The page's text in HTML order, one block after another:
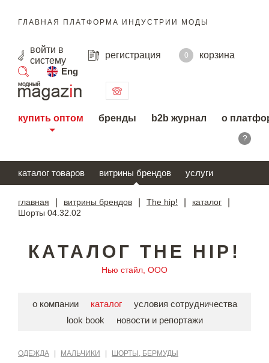
ГЛАВНАЯ ПЛАТФОРМА ИНДУСТРИИ МОДЫ
войти в
систему
регистрация 0
корзина
Eng
поиск
купить оптом бренды b2b журнал о
?
каталог товаров витрины брендов услуги
главная витрины брендов The hip! каталог
Шорты 04.32.02
КАТАЛОГ THE HIP!
Нью стайл, ООО
о компании каталог
условия сотрудничества
look book
новости и репортажи
ОДЕЖДА МАЛЬЧИКИ ШОРТЫ, БЕРМУДЫ